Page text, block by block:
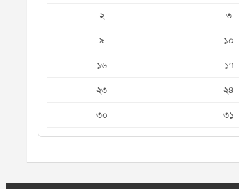
২
৩
৯
১০
১৬
১৭
২৩
২৪
৩০
৩১